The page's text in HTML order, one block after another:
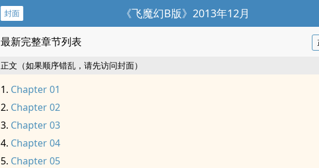
封面 《飞魔幻B版》2013年12月
最新完整章节列表
正文（如果顺序错乱，请先访问封面）
Chapter 01
Chapter 02
Chapter 03
Chapter 04
Chapter 05